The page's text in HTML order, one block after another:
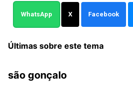
WhatsApp X Facebook
Últimas sobre este tema
são gonçalo